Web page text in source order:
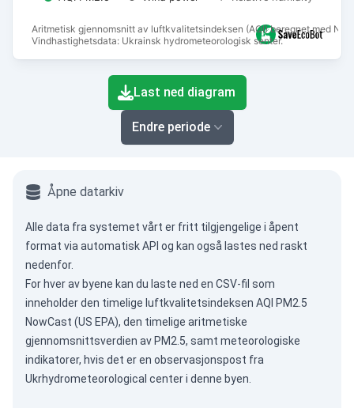
Aritmetisk gjennomsnitt av luftkvalitetsindeksen (AQI) beregnet med
Vindhastighetsdata: Ukrainsk hydrometeorologisk senter.
End of interactive chart.
Last ned diagram
Endre periode
Åpne datarkiv
Alle data fra systemet vårt er fritt tilgjengelige i åpent
format via automatisk API og kan også lastes ned raskt
nedenfor.
For hver av byene kan du laste ned en CSV-fil som
inneholder den timelige luftkvalitetsindeksen AQI PM2.5
NowCast (US EPA), den timelige aritmetiske
gjennomsnittsverdien av PM2.5, samt meteorologiske
indikatorer, hvis det er en observasjonspost fra
Ukrhydrometeorological center i denne byen.